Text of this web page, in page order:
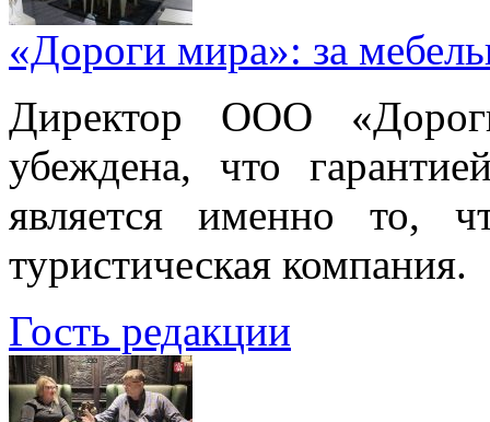
«Дороги мира»: за
Директор ООО
убеждена, что
является именно то,
туристическая компания.
Гость редакции